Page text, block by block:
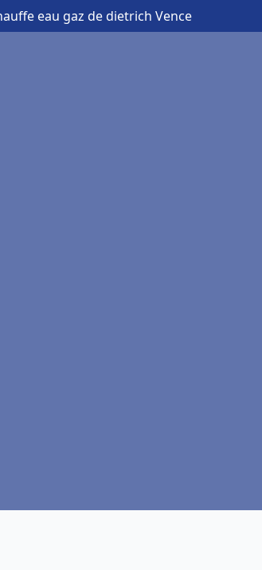
eau gaz de dietrich Vence